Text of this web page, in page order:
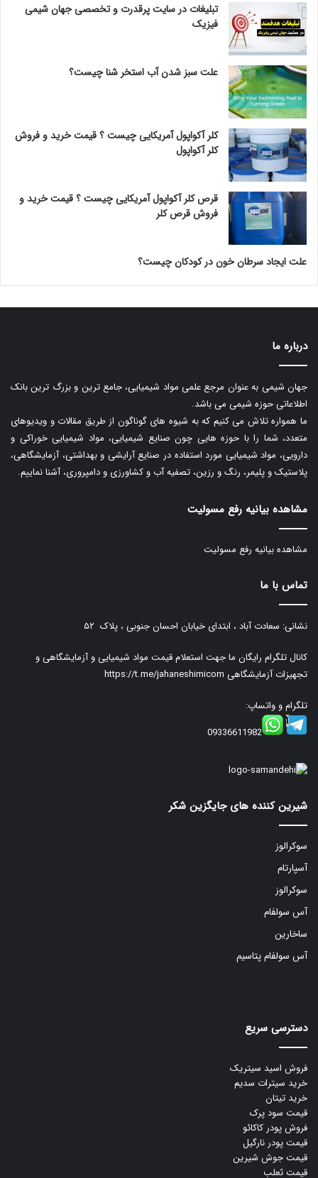
تبلیغات در سایت پرقدرت و تخصصی جهان شیمی
فیزیک
علت سبز شدن آب استخر شنا چیست؟
کلر آکواپول آمریکایی چیست ؟ قیمت خرید و فروش
کلر آکواپول
قرص کلر آکواپول آمریکایی چیست ؟ قیمت خرید و
فروش قرص کلر
علت ایجاد سرطان خون در کودکان چیست؟
درباره ما
جهان شیمی به عنوان مرجع علمی مواد شیمیایی، جامع ترین و بزرگ ترین بانک
اطلاعاتی حوزه شیمی می باشد.
ما همواره تلاش می کنیم که به شیوه های گوناگون از طریق مقالات و ویدیوهای
متعدد، شما را با حوزه هایی چون صنایع شیمیایی، مواد شیمیایی خوراکی و
دارویی، مواد شیمیایی مورد استفاده در صنایع آرایشی و بهداشتی، آزمایشگاهی،
پلاستیک و پلیمر، رنگ و رزین، تصفیه آب و کشاورزی و دامپروری، آشنا نماییم.
مشاهده بیانیه رفع مسولیت
مشاهده بیانیه رفع مسولیت
تماس با ما
نشانی: سعادت آباد ، ابتدای خیابان احسان جنوبی ، پلاک ۵۲
کانال تلگرام رایگان ما جهت استعلام قیمت مواد شیمیایی و آزمایشگاهی و
تجهیزات آزمایشگاهی https://t.me/jahaneshimicom
تلگرام و واتساپ:
09336611982
شیرین کننده های جایگزین شکر
سوکرالوز
آسپارتام
سوکرالوز
آس سولفام
ساخارین
آس سولفام پتاسیم
دسترسی سریع
فروش اسید سیتریک
خرید سیترات سدیم
خرید تیتان
قیمت سود پرک
فروش پودر کاکائو
قیمت پودر نارگیل
قیمت جوش شیرین
قیمت ثعلب